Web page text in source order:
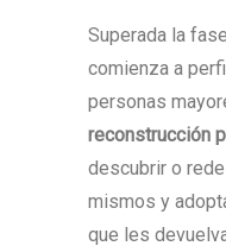
Superada la
comienza a
personas
reconstrucción
descubrir o
mismos y
que les